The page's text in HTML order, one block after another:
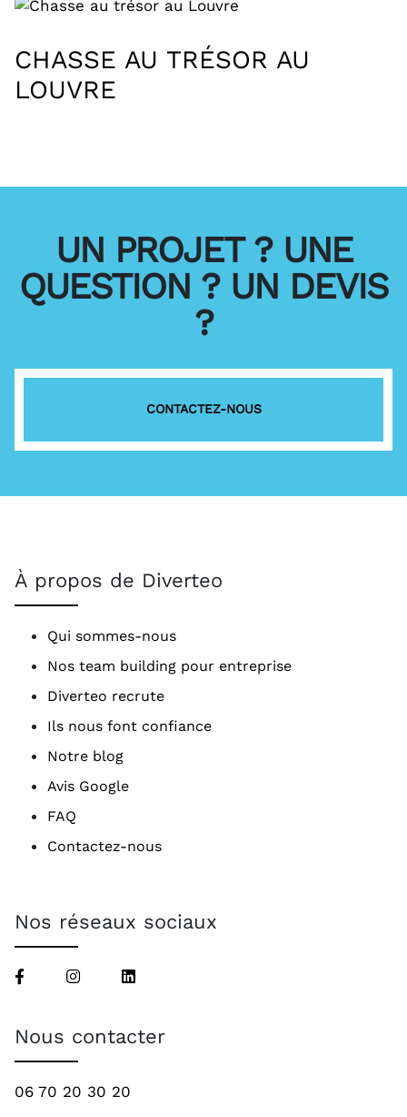
CHASSE AU TRÉSOR AU
LOUVRE
UN PROJET ? UNE
QUESTION ? UN DEVIS
?
CONTACTEZ-NOUS
À propos de Diverteo
Qui sommes-nous
Nos team building pour entreprise
Diverteo recrute
Ils nous font confiance
Notre blog
Avis Google
FAQ
Contactez-nous
Nos réseaux sociaux
Nous contacter
06 70 20 30 20